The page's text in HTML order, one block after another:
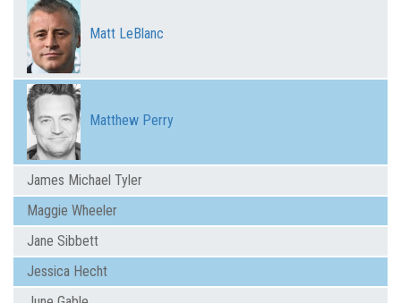
Matt LeBlanc
Matthew Perry
James Michael Tyler
Maggie Wheeler
Jane Sibbett
Jessica Hecht